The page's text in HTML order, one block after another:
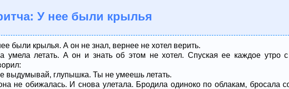
У нее были крылья
были крылья. А он не знал, вернее не хотел верить.
умела летать. А он и знать об этом не хотел. Спуская ее каждое утро
выдумывай, глупышка. Ты не умеешь летать.
не обижалась. И снова улетала. Бродила одиноко по облакам, бросала